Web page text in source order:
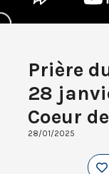
Prière
28
Coeur
28/01/2025